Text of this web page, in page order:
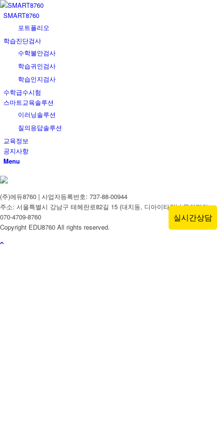
SMART8760
포트폴리오
학습진단검사
수학불안검사
학습귀인검사
학습인지검사
수학급수시험
스마트교육솔루션
이러닝솔루션
질의응답솔루션
교육정보
공지사항
Menu
(주)에듀8760 | 사업자등록번호: 737-88-00944
주소: 서울특별시 강남구 테헤란로82길 15 (대치동, 디아이타워) | 문의전화 :
070-4709-8760
Copyright EDU8760 All rights reserved.
실시간상담